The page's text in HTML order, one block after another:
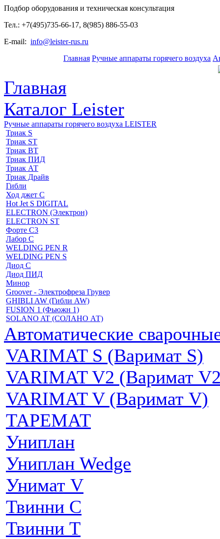
Подбор оборудования и техническая консультация
Тел.: +7(495)735-66-17, 8(985) 886-55-03
E-mail: info@leister-rus.ru
Главная Ручные аппараты горячего воздуха
Главная
Каталог Leister
Ручные аппараты горячего воздуха LEISTER
Триак S
Триак ST
Триак ВТ
Триак ПИД
Триак АТ
Триак Драйв
Гибли
Ход джет С
Hot Jet S DIGITAL
ELECTRON (Электрон)
ELECTRON ST
Форте С3
Лабор С
WELDING PEN R
WELDING PEN S
Диод С
Диод ПИД
Минор
Groover - Электрофреза Грувер
GHIBLI AW (Гибли AW)
FUSION 1 (Фьюжн 1)
SOLANO AT (СОЛАНО АТ)
Автоматические
VARIMAT S (Варимат S)
VARIMAT V2 (Варимат
VARIMAT V (Варимат V)
ТАРЕМАТ
Униплан
Униплан Wedge
Унимат V
Твинни С
Твинни Т